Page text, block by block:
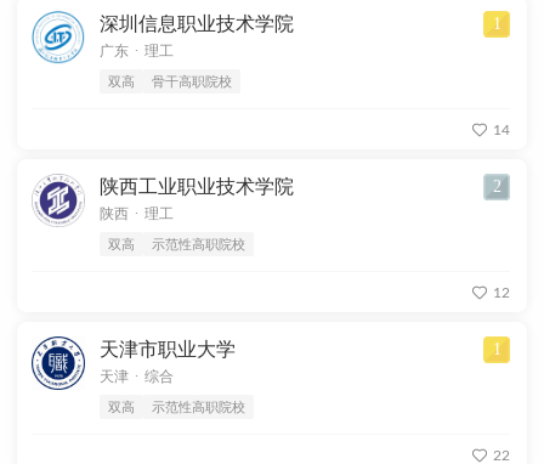
深圳信息职业技术学院 1
广东 . 理工
双高 骨干高职院校
14
陕西工业职业技术学院 2
陕西 . 理工
双高 示范性高职院校
12
天津市职业大学 1
天津 . 综合
双高 示范性高职院校
22